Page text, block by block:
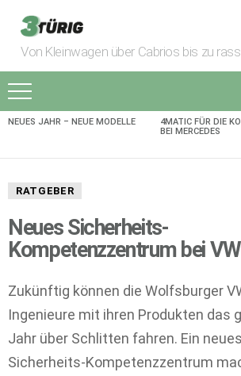
Von Kleinwagen über Cabrios bis zu
AKTUELLES
NEUES JAHR – NEUE MODELLE
4MATIC FÜR DIE
BEI MERCEDES
RATGEBER
Neues Sicherheits-
Kompetenzzentrum bei VW
Zukünftig können die Wolfsburger
Ingenieure mit ihren Produkten das
Jahr über Schlitten fahren. Ein neues
Sicherheits-Kompetenzzentrum